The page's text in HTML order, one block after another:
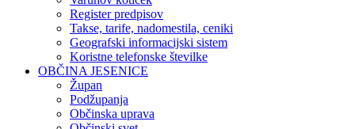
Register predpisov
Takse, tarife, nadomestila, ceniki
Geografski informacijski sistem
Koristne telefonske številke
OBČINA JESENICE
Župan
Podžupanja
Občinska uprava